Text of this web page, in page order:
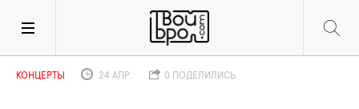
КОНЦЕРТЫ 24 АПР. 0 ПОДЕЛИЛИСЬ